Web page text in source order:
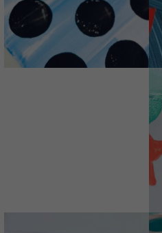
TRACOLLA MINI
DIPINTA A MANO
LIQUIRIZIAMI
Avvisami quando